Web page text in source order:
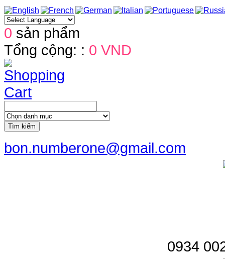
0 sản phẩm
Tổng cộng: : 0 VND
Tìm kiếm
bon.numberone@gmail.com
0934